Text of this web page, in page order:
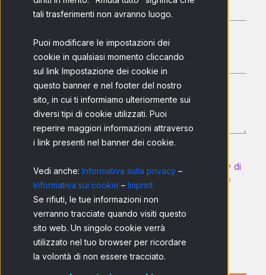
tali trasferimenti non avranno luogo.
Puoi modificare le impostazioni dei
cookie in qualsiasi momento cliccando
sul link Impostazione dei cookie in
questo banner e nel footer del nostro
sito, in cui ti informiamo ulteriormente sui
diversi tipi di cookie utilizzati. Puoi
reperire maggiori informazioni attraverso
i link presenti nel banner dei cookie.
Vedi anche: Informativa sulla privacy –
Informativa sui cookie – Imprint
Se rifiuti, le tue informazioni non
verranno tracciate quando visiti questo
sito web. Un singolo cookie verrà
utilizzato nel tuo browser per ricordare
la volontà di non essere tracciato.
Ho letto e accetto l'
informativa sulla privacy di
Netquest
e comprendo che posso annullare
l'iscrizione in qualsiasi momento.